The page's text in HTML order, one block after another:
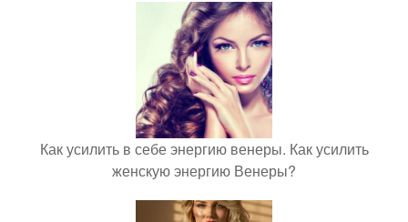
Как усилить в себе энергию венеры. Как усилить
женскую энергию Венеры?